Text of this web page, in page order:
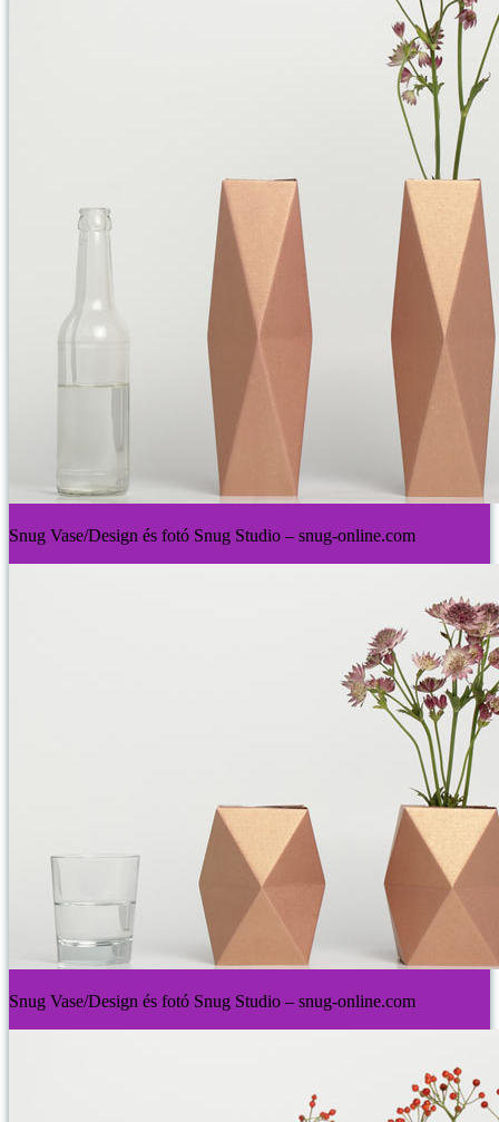
Snug Vase/Design és fotó Snug Studio – snug-online.com
Snug Vase/Design és fotó Snug Studio – snug-online.com